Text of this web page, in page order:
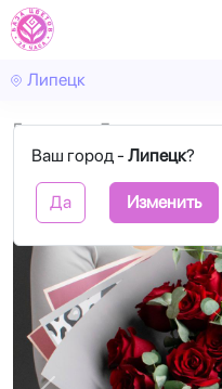
Липецк
Ваш город - Липецк?
Да Изменить
Главная День матери